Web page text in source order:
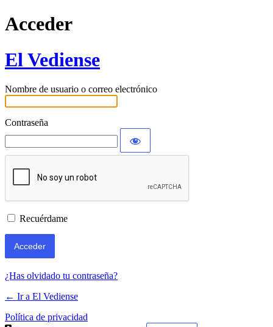
Acceder
El Vediense
Nombre de usuario o correo electrónico
Contraseña
Recuérdame
¿Has olvidado tu contraseña?
← Ir a El Vediense
Política de privacidad